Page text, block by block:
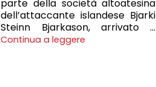
parte della società altoatesina
dell’attaccante islandese Bjarki
Steinn Bjarkason, arrivato …
Continua a leggere